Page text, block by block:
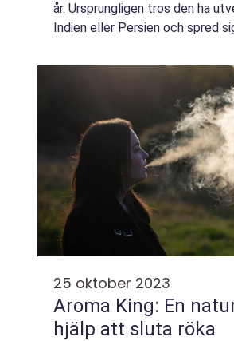
år. Ursprungligen tros den ha
Indien eller Persien och spred
25 oktober 2023
Aroma King: En
hjälp att sluta röka